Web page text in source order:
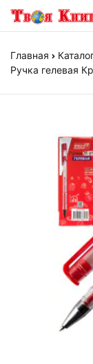
Главная
Ручка гелевая